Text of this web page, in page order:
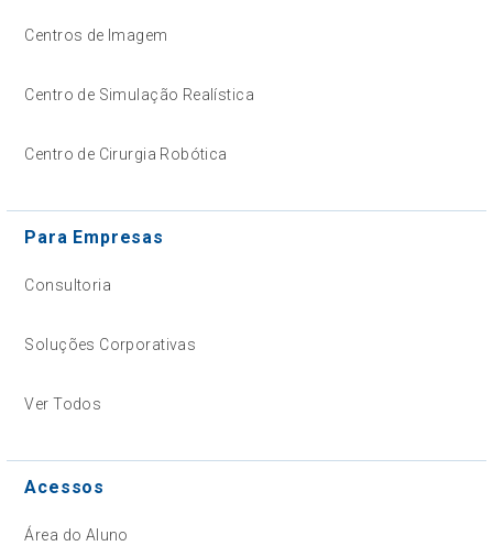
Centros de Imagem
Centro de Simulação Realística
Centro de Cirurgia Robótica
Para Empresas
Consultoria
Soluções Corporativas
Ver Todos
Acessos
Área do Aluno